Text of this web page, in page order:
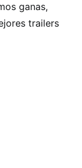
ganas,
trailers